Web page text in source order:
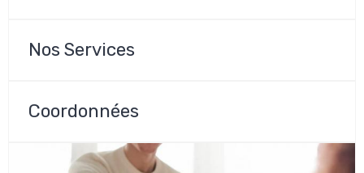
Nos Services
Coordonnées